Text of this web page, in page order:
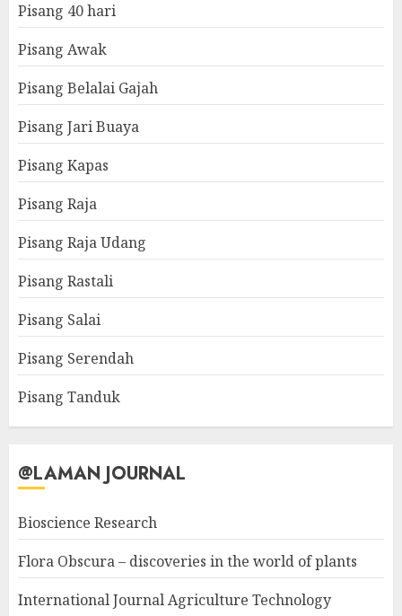
Pisang 40 hari
Pisang Awak
Pisang Belalai Gajah
Pisang Jari Buaya
Pisang Kapas
Pisang Raja
Pisang Raja Udang
Pisang Rastali
Pisang Salai
Pisang Serendah
Pisang Tanduk
@LAMAN JOURNAL
Bioscience Research
Flora Obscura – discoveries in the world of plants
International Journal Agriculture Technology